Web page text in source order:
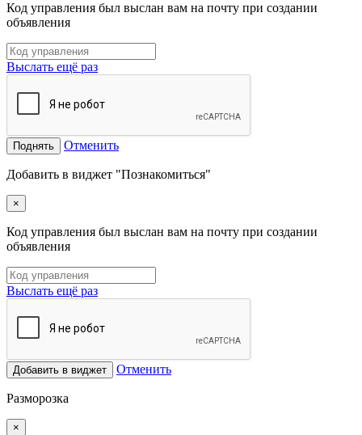
Код управления был выслан вам на почту при создании
объявления
Выслать ещё раз
Поднять Отменить
Добавить в виджет "Познакомиться"
×
Код управления был выслан вам на почту при создании
объявления
Выслать ещё раз
Добавить в виджет Отменить
Разморозка
×